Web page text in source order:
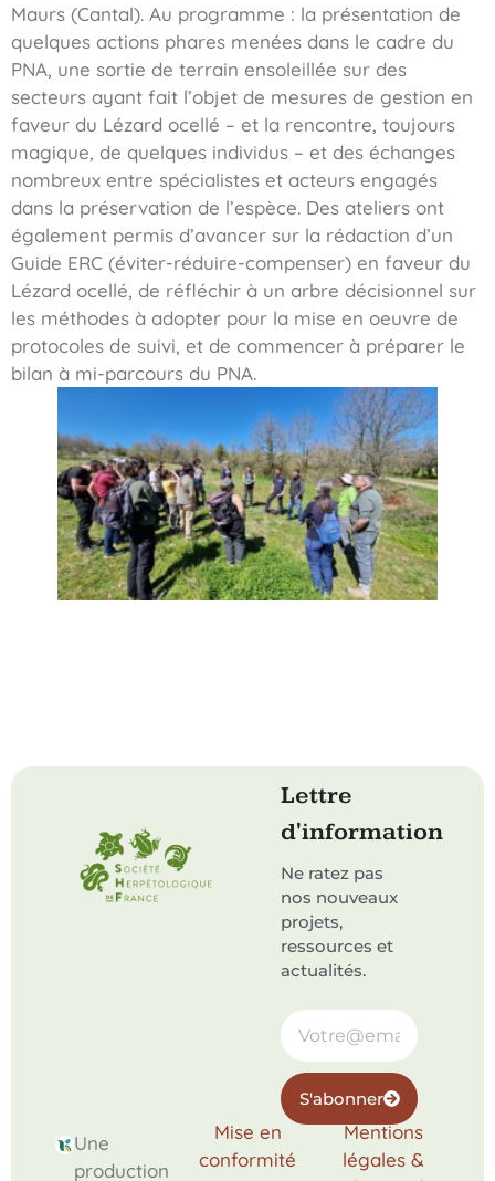
Maurs (Cantal). Au programme : la présentation de
quelques actions phares menées dans le cadre du
PNA, une sortie de terrain ensoleillée sur des
secteurs ayant fait l’objet de mesures de gestion en
faveur du Lézard ocellé – et la rencontre, toujours
magique, de quelques individus – et des échanges
nombreux entre spécialistes et acteurs engagés
dans la préservation de l’espèce. Des ateliers ont
également permis d’avancer sur la rédaction d’un
Guide ERC (éviter-réduire-compenser) en faveur du
Lézard ocellé, de réfléchir à un arbre décisionnel sur
les méthodes à adopter pour la mise en oeuvre de
protocoles de suivi, et de commencer à préparer le
bilan à mi-parcours du PNA.
Lettre
d'information
Ne ratez pas
nos nouveaux
projets,
ressources et
actualités.
S'abonner
Une
production
Mise en
conformité
Mentions
légales &